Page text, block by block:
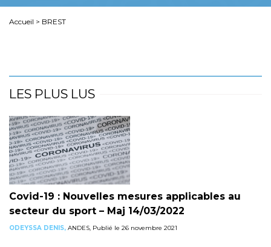
Accueil > BREST
LES PLUS LUS
Covid-19 : Nouvelles mesures applicables au
secteur du sport – Maj 14/03/2022
ODEYSSA DENIS, ANDES, Publié le 26 novembre 2021